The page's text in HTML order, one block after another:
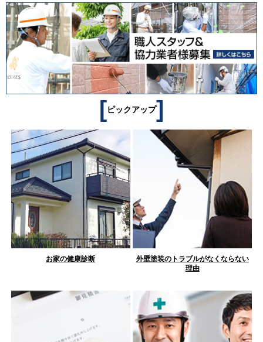
[ピックアップ]
お家の健康診断
外壁塗装のトラブルがなくならない
理由